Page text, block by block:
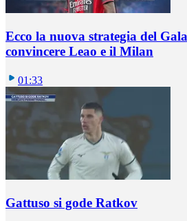
Ecco la nuova strategia del
convincere Leao e il Milan
01:33
Gattuso si gode Ratkov